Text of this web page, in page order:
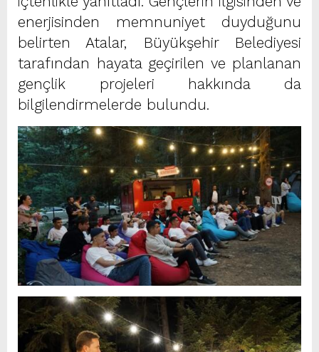
enerjisinden memnuniyet duyduğunu
belirten Atalar, Büyükşehir Belediyesi
tarafından hayata geçirilen ve planlanan
gençlik projeleri hakkında da
bilgilendirmelerde bulundu.